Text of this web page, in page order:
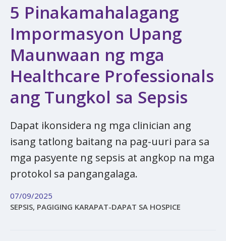
5 Pinakamahalagang
Impormasyon Upang
Maunwaan ng mga
Healthcare Professionals
ang Tungkol sa Sepsis
Dapat ikonsidera ng mga clinician ang
isang tatlong baitang na pag-uuri para sa
mga pasyente ng sepsis at angkop na mga
protokol sa pangangalaga.
07/09/2025
SEPSIS, PAGIGING KARAPAT-DAPAT SA HOSPICE